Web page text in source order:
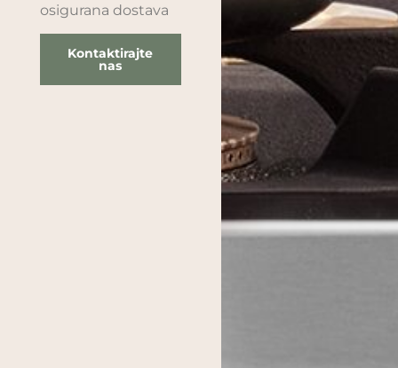
osigurana dostava
Kontaktirajte
nas